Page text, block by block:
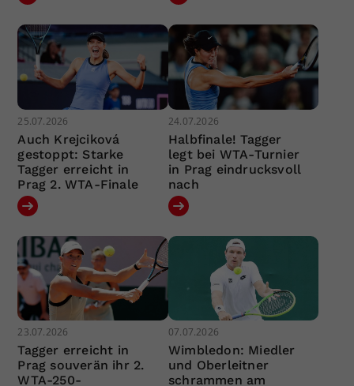
25.07.2026
Auch Krejciková
gestoppt: Starke
Tagger erreicht in
Prag 2. WTA-Finale
24.07.2026
Halbfinale! Tagger
legt bei WTA-Turnier
in Prag eindrucksvoll
nach
23.07.2026
Tagger erreicht in
Prag souverän ihr 2.
WTA-250-
07.07.2026
Wimbledon: Miedler
und Oberleitner
schrammen am